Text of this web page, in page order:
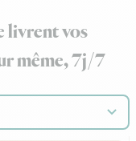
livrent vos
même, 7j/7